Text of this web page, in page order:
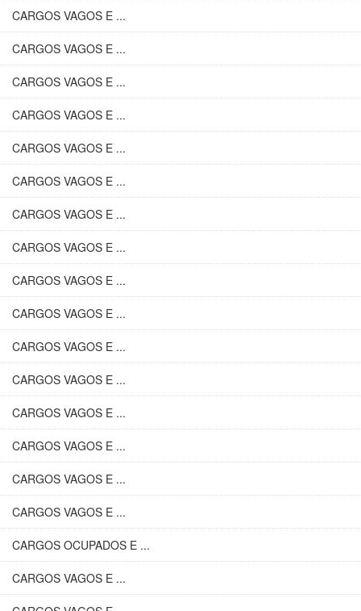
CARGOS VAGOS E ...
CARGOS VAGOS E ...
CARGOS VAGOS E ...
CARGOS VAGOS E ...
CARGOS VAGOS E ...
CARGOS VAGOS E ...
CARGOS VAGOS E ...
CARGOS VAGOS E ...
CARGOS VAGOS E ...
CARGOS VAGOS E ...
CARGOS VAGOS E ...
CARGOS VAGOS E ...
CARGOS VAGOS E ...
CARGOS VAGOS E ...
CARGOS VAGOS E ...
CARGOS VAGOS E ...
CARGOS OCUPADOS E ...
CARGOS VAGOS E ...